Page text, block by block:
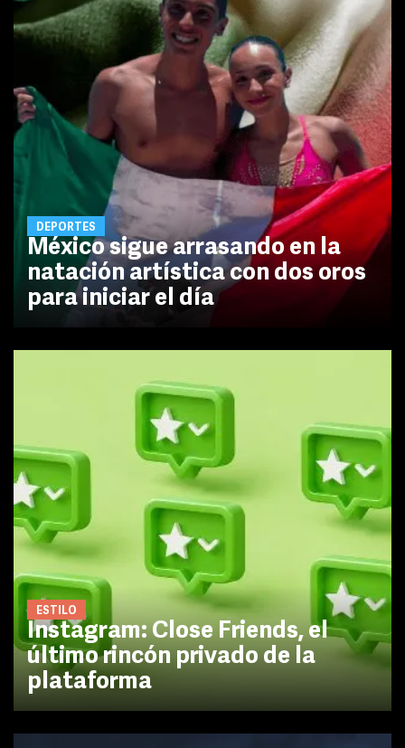
DEPORTES
México sigue arrasando en la
natación artística con dos oros
para iniciar el día
ESTILO
Instagram: Close Friends, el
último rincón privado de la
plataforma